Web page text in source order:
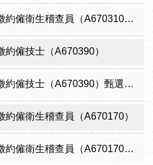
生稽查員（A670310）（需具原住民證明）
約僱技士（A670390）
技士（A670390）甄選結果從缺
約僱衛生稽查員（A670170）
衛生稽查員（A670170）甄選結果從缺